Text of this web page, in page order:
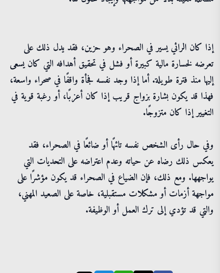
إذا كان الرائي يسير في الصحراء وهو حزين، فقد يدل ذلك على
تعرضه لخسارة مالية كبيرة أو فشل في تحقيق أهدافه التي كان يسعى
إليها منذ فترة طويلة. أما إذا وجد نفسه فجأة واقفًا في صحراء واسعة،
فهذا قد يكون بشارة بزواج قريب إذا كان أعزبًا، أو رغبة قوية في
التغيير إذا كان متزوجًا.
وفي حال رأى الشخص نفسه تائهًا أو ضائعًا في الصحراء، فقد
يعكس ذلك رضاه عن حياته وعدم اعتراضه على التحديات التي
يواجهها. ومع ذلك، فإن الضياع في الصحراء قد يكون مؤشرًا على
مواجهة أزمات أو مشكلات مستقبلية، خاصة على الصعيد المهني،
والتي قد تؤدي إلى ترك العمل أو الوظيفة.